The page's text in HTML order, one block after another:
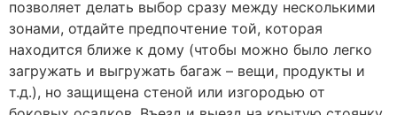
позволяет делать выбор сразу между несколькими
зонами, отдайте предпочтение той, которая
находится ближе к дому (чтобы можно было легко
загружать и выгружать багаж – вещи, продукты и
т.д.), но защищена стеной или изгородью от